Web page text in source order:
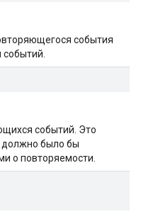
события
событий. Это
должно было бы
о повторяемости.